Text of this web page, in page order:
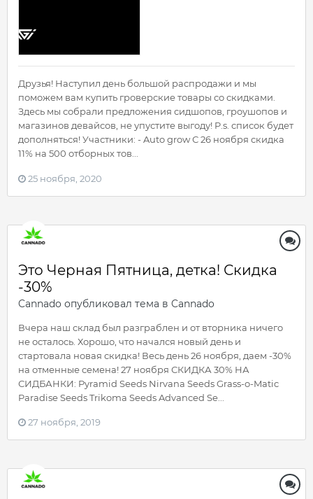
Друзья! Наступил день большой распродажи и мы
поможем вам купить гроверские товары со скидками.
Здесь мы собрали предложения сидшопов, гроушопов и
магазинов девайсов, не упустите выгоду! P.s. список будет
дополняться! Участники: - Auto grow С 26 ноября скидка
11% на 500 отборных тов...
25 ноября, 2020
Это Черная Пятница, детка! Скидка
-30%
Cannado опубликовал тема в Cannado
Вчера наш склад был разграблен и от вторника ничего
не осталось. Хорошо, что начался новый день и
стартовала новая скидка! Весь день 26 ноября, даем -30%
на отменные семена! 27 ноября СКИДКА 30% НА
СИДБАНКИ: Pyramid Seeds Nirvana Seeds Grass-o-Matic
Paradise Seeds Trikoma Seeds Advanced Se...
27 ноября, 2019